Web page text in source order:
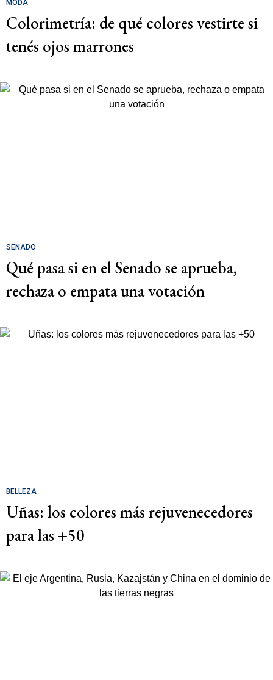
MODA
Colorimetría: de qué colores vestirte si
tenés ojos marrones
SENADO
Qué pasa si en el Senado se aprueba,
rechaza o empata una votación
BELLEZA
Uñas: los colores más rejuvenecedores
para las +50